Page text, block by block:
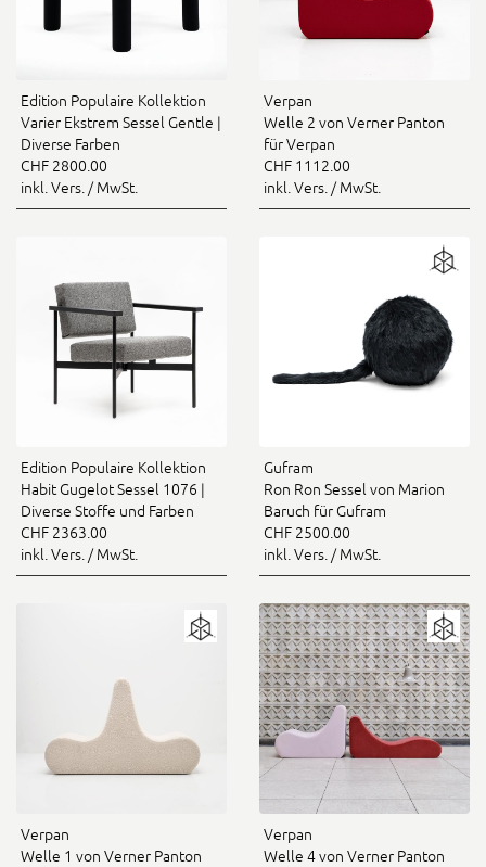
Edition Populaire Kollektion
Varier Ekstrem Sessel Gentle |
Diverse Farben
CHF 2800.00
inkl. Vers. / MwSt.
Verpan
Welle 2 von Verner Panton
für Verpan
CHF 1112.00
inkl. Vers. / MwSt.
Edition Populaire Kollektion
Habit Gugelot Sessel 1076 |
Diverse Stoffe und Farben
CHF 2363.00
inkl. Vers. / MwSt.
Gufram
Ron Ron Sessel von Marion
Baruch für Gufram
CHF 2500.00
inkl. Vers. / MwSt.
Verpan
Welle 1 von Verner Panton
Verpan
Welle 4 von Verner Panton